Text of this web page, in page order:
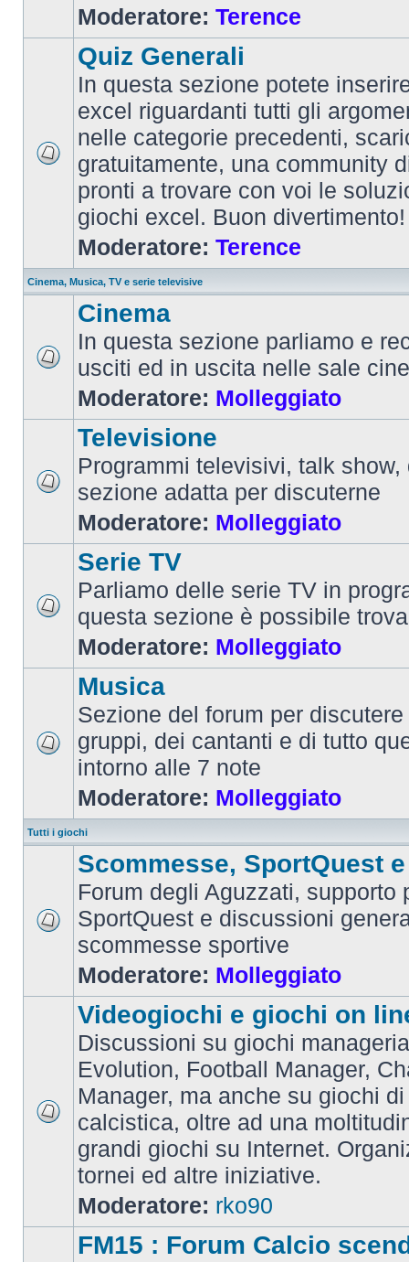
Moderatore: Terence
Quiz Generali
In questa sezione potete
excel riguardanti tutti gli
nelle categorie precedenti,
gratuitamente, una community
pronti a trovare con voi le
giochi excel. Buon divertimento!
Moderatore: Terence
Cinema, Musica, TV e serie televisive
Cinema
In questa sezione parliamo e
usciti ed in uscita nelle sale
Moderatore: Molleggiato
Televisione
Programmi televisivi, talk show,
sezione adatta per discuterne
Moderatore: Molleggiato
Serie TV
Parliamo delle serie TV in
questa sezione è possibile
Moderatore: Molleggiato
Musica
Sezione del forum per
gruppi, dei cantanti e di tutto
intorno alle 7 note
Moderatore: Molleggiato
Tutti i giochi
Scommesse, SportQuest
Forum degli Aguzzati, supporto
SportQuest e discussioni
scommesse sportive
Moderatore: Molleggiato
Videogiochi e giochi on
Discussioni su giochi
Evolution, Football Manager,
Manager, ma anche su giochi
calcistica, oltre ad una
grandi giochi su Internet.
tornei ed altre iniziative.
Moderatore: rko90
FM15 : Forum Calcio